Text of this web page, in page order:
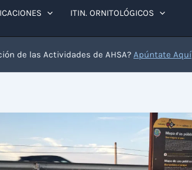
ITIN. ORNITOLÓGICOS
de las Actividades de AHSA? Apúntate Aquí